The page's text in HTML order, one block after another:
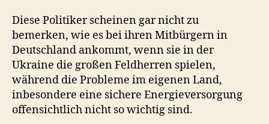
Diese Politiker scheinen gar nicht zu
bemerken, wie es bei ihren Mitbürgern in
Deutschland ankommt, wenn sie in der
Ukraine die großen Feldherren spielen,
während die Probleme im eigenen Land,
inbesondere eine sichere Energieversorgung
offensichtlich nicht so wichtig sind.